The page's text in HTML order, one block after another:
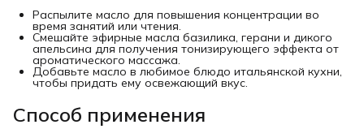
Распылите масло для повышения концентрации во
время занятий или чтения.
Смешайте эфирные масла базилика, герани и дикого
апельсина для получения тонизирующего эффекта от
ароматического массажа.
Добавьте масло в любимое блюдо итальянской кухни,
чтобы придать ему освежающий вкус.
Способ применения